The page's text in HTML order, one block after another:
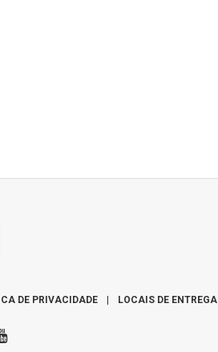
DE PRIVACIDADE LOCAIS DE ENTREGA